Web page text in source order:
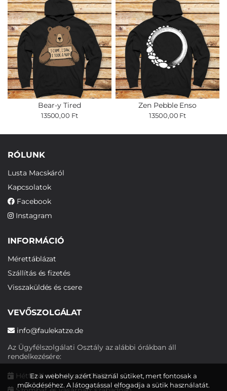
Bear-y Tired
13500,00 Ft
Zen Pebble Enso
13500,00 Ft
RÓLUNK
Lusta Macskáról
Kapcsolatok
Facebook
Instagram
INFORMÁCIÓ
Mérettáblázat
Szállítás és fizetés
Visszaküldés és csere
VEVŐSZOLGÁLAT
info@faulekatze.de
Az Ügyfélszolgálati Osztály az alábbi órákban áll
rendelkezésére:
Hétfőtől péntekig: 10:00-19:00
Ez a webhely azért használ sütiket, mert fontosak a
működéséhez. A látogatással elfogadja a sütik használatát.